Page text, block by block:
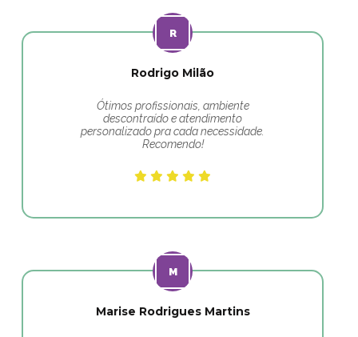
Rodrigo Milão
Ótimos profissionais, ambiente
descontraído e atendimento
personalizado pra cada necessidade.
Recomendo!
Marise Rodrigues Martins